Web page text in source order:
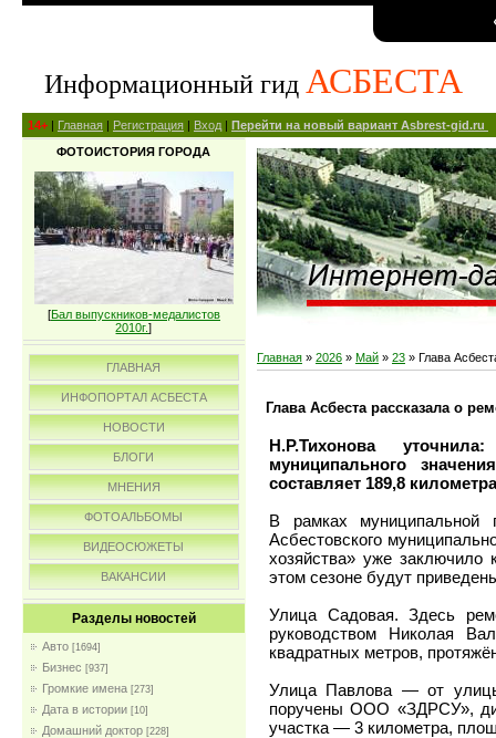
Информационный гид АСБЕСТА
14+ | Главная | Регистрация | Вход | Перейти на новый вариант Asbrest-gid.ru
ФОТОИСТОРИЯ ГОРОДА
[Бал выпускников-медалистов
2010г.]
ГЛАВНАЯ
ИНФОПОРТАЛ АСБЕСТА
НОВОСТИ
БЛОГИ
МНЕНИЯ
ФОТОАЛЬБОМЫ
ВИДЕОСЮЖЕТЫ
ВАКАНСИИ
Разделы новостей
Авто [1694]
Бизнес [937]
Громкие имена [273]
Дата в истории [10]
Домашний доктор [228]
Главная » 2026 » Май » 23 » Глава
Глава Асбеста рассказала о
Н.Р.Тихонова
муниципального
составляет 189,8
В рамках муниципальной
Асбестовского
хозяйства» уже заключило
этом сезоне будут
Улица Садовая. Здесь
руководством Николая
квадратных метров,
Улица Павлова — от
поручены ООО «ЗДРСУ»,
участка — 3 километра,